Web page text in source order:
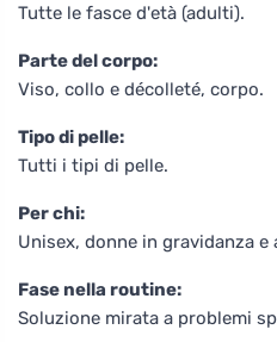
Tutte le fasce d'età (adulti).
Parte del corpo:
Viso, collo e décolleté, corpo.
Tipo di pelle:
Tutti i tipi di pelle.
Per chi:
Unisex, donne in gravidanza e
Fase nella routine:
Soluzione mirata a problemi